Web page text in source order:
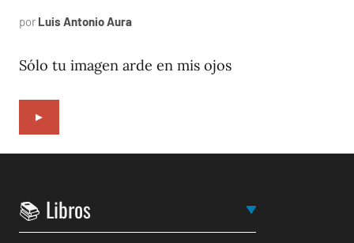
por Luis Antonio Aura
2002
Sólo tu imagen arde en mis ojos
►